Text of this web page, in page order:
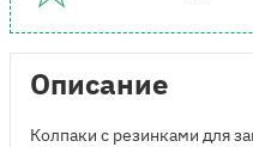
Описание
Колпаки с резинками для